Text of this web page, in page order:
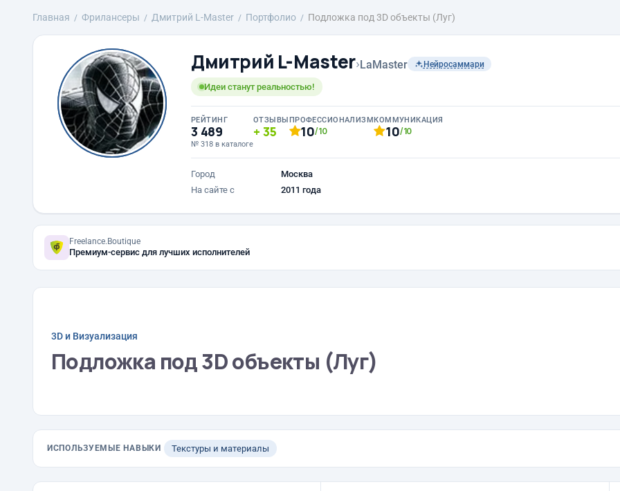
Главная Фрилансеры Дмитрий L-Master Портфолио Подложка под 3D объекты (Луг)
Дмитрий L-Master›LaMaster Нейросаммари
Идеи станут реальностью!
РЕЙТИНГ
3 489
№ 318 в каталоге
ОТЗЫВЫ
35
ПРОФЕССИОНАЛИЗМ
10/10
КОММУНИКАЦИЯ
10/10
Город
Москва
На сайте с
2011 года
Freelance.Boutique
Премиум-сервис для лучших исполнителей
3D и Визуализация
Подложка под 3D объекты (Луг)
ИСПОЛЬЗУЕМЫЕ НАВЫКИ Текстуры и материалы